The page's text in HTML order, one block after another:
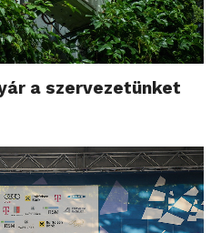
a szervezetünket